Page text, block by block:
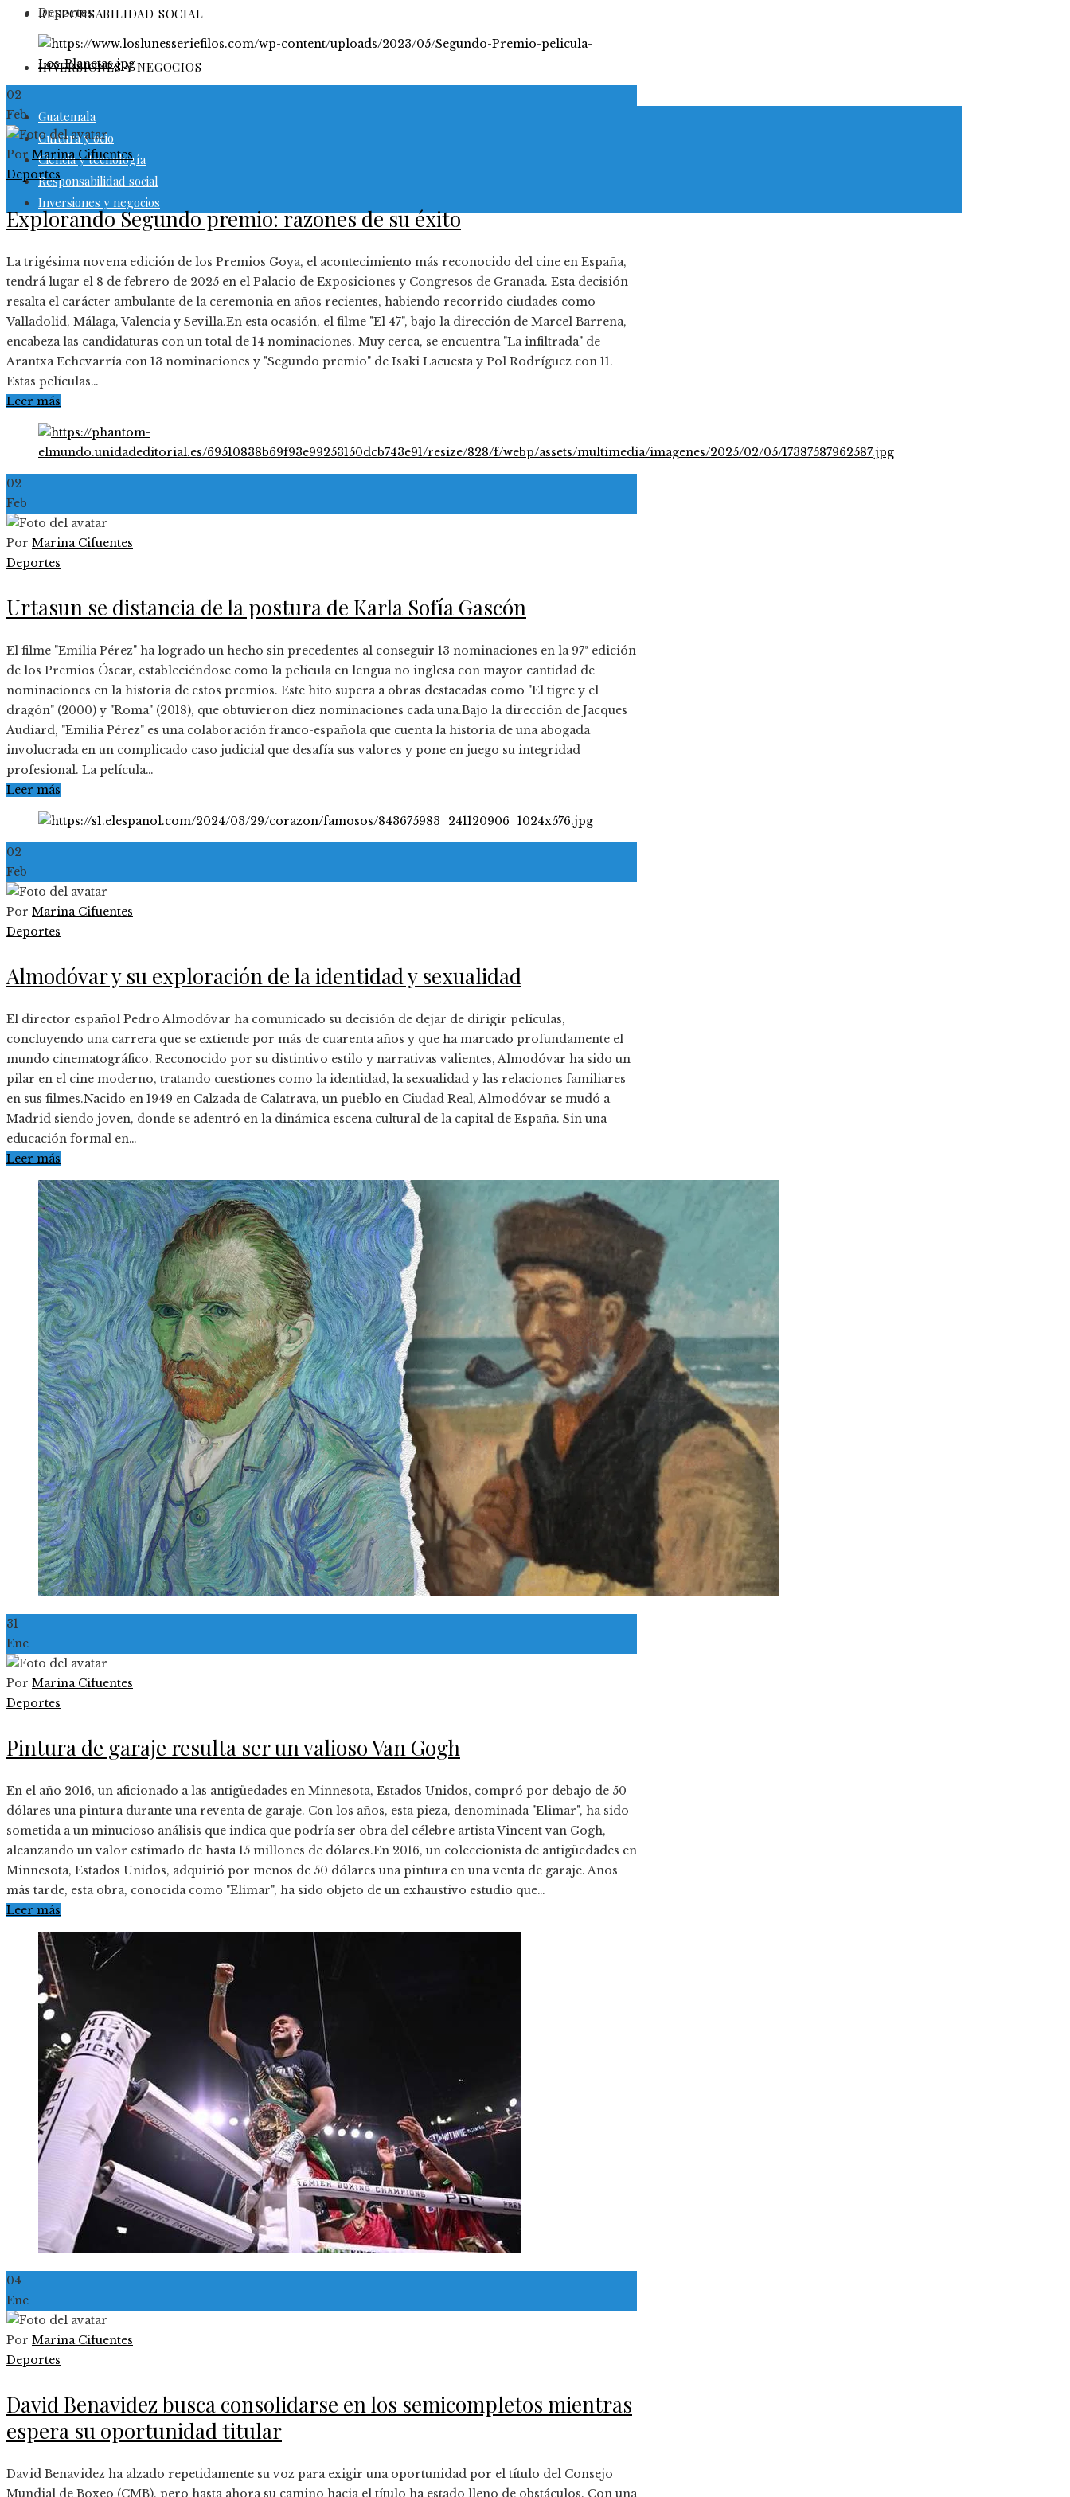
RESPONSABILIDAD SOCIAL
INVERSIONES Y NEGOCIOS
Guatemala
Cultura y ocio
Ciencia y tecnología
Responsabilidad social
Inversiones y negocios
Deportes
02
Feb
Por Marina Cifuentes
Deportes
Explorando Segundo premio: razones de su éxito
La trigésima novena edición de los Premios Goya, el acontecimiento más reconocido del cine en España,
tendrá lugar el 8 de febrero de 2025 en el Palacio de Exposiciones y Congresos de Granada. Esta decisión
resalta el carácter ambulante de la ceremonia en años recientes, habiendo recorrido ciudades como
Valladolid, Málaga, Valencia y Sevilla.En esta ocasión, el filme "El 47", bajo la dirección de Marcel Barrena,
encabeza las candidaturas con un total de 14 nominaciones. Muy cerca, se encuentra "La infiltrada" de
Arantxa Echevarría con 13 nominaciones y "Segundo premio" de Isaki Lacuesta y Pol Rodríguez con 11.
Estas películas…
Leer más
02
Feb
Por Marina Cifuentes
Deportes
Urtasun se distancia de la postura de Karla Sofía Gascón
El filme "Emilia Pérez" ha logrado un hecho sin precedentes al conseguir 13 nominaciones en la 97ª edición
de los Premios Óscar, estableciéndose como la película en lengua no inglesa con mayor cantidad de
nominaciones en la historia de estos premios. Este hito supera a obras destacadas como "El tigre y el
dragón" (2000) y "Roma" (2018), que obtuvieron diez nominaciones cada una.Bajo la dirección de Jacques
Audiard, "Emilia Pérez" es una colaboración franco-española que cuenta la historia de una abogada
involucrada en un complicado caso judicial que desafía sus valores y pone en juego su integridad
profesional. La película…
Leer más
02
Feb
Por Marina Cifuentes
Deportes
Almodóvar y su exploración de la identidad y sexualidad
El director español Pedro Almodóvar ha comunicado su decisión de dejar de dirigir películas,
concluyendo una carrera que se extiende por más de cuarenta años y que ha marcado profundamente el
mundo cinematográfico. Reconocido por su distintivo estilo y narrativas valientes, Almodóvar ha sido un
pilar en el cine moderno, tratando cuestiones como la identidad, la sexualidad y las relaciones familiares
en sus filmes.Nacido en 1949 en Calzada de Calatrava, un pueblo en Ciudad Real, Almodóvar se mudó a
Madrid siendo joven, donde se adentró en la dinámica escena cultural de la capital de España. Sin una
educación formal en…
Leer más
31
Ene
Por Marina Cifuentes
Deportes
Pintura de garaje resulta ser un valioso Van Gogh
En el año 2016, un aficionado a las antigüedades en Minnesota, Estados Unidos, compró por debajo de 50
dólares una pintura durante una reventa de garaje. Con los años, esta pieza, denominada "Elimar", ha sido
sometida a un minucioso análisis que indica que podría ser obra del célebre artista Vincent van Gogh,
alcanzando un valor estimado de hasta 15 millones de dólares.En 2016, un coleccionista de antigüedades en
Minnesota, Estados Unidos, adquirió por menos de 50 dólares una pintura en una venta de garaje. Años
más tarde, esta obra, conocida como "Elimar", ha sido objeto de un exhaustivo estudio que…
Leer más
04
Ene
Por Marina Cifuentes
Deportes
David Benavidez busca consolidarse en los semicompletos mientras
espera su oportunidad titular
David Benavidez ha alzado repetidamente su voz para exigir una oportunidad por el título del Consejo
Mundial de Boxeo (CMB), pero hasta ahora su camino hacia el título ha estado lleno de obstáculos. Con una